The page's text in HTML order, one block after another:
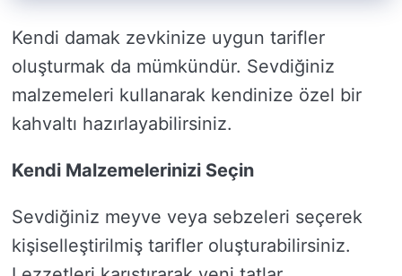
Kendi damak zevkinize uygun tarifler
oluşturmak da mümkündür. Sevdiğiniz
malzemeleri kullanarak kendinize özel bir
kahvaltı hazırlayabilirsiniz.
Kendi Malzemelerinizi Seçin
Sevdiğiniz meyve veya sebzeleri seçerek
kişiselleştirilmiş tarifler oluşturabilirsiniz.